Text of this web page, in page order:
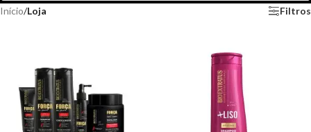
Início/Loja Filtros